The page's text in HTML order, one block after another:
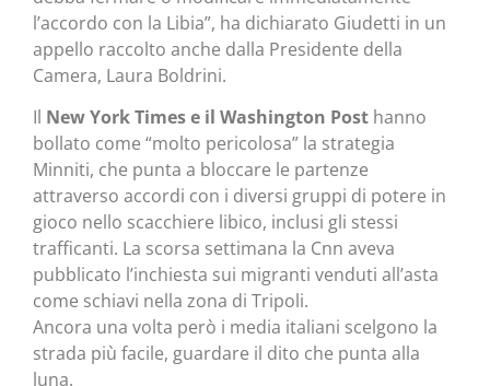
l’accordo con la Libia”, ha dichiarato Giudetti in un
appello raccolto anche dalla Presidente della
Camera, Laura Boldrini.
Il New York Times e il Washington Post hanno
bollato come “molto pericolosa” la strategia
Minniti, che punta a bloccare le partenze
attraverso accordi con i diversi gruppi di potere in
gioco nello scacchiere libico, inclusi gli stessi
trafficanti. La scorsa settimana la Cnn aveva
pubblicato l’inchiesta sui migranti venduti all’asta
come schiavi nella zona di Tripoli.
Ancora una volta però i media italiani scelgono la
strada più facile, guardare il dito che punta alla
luna.